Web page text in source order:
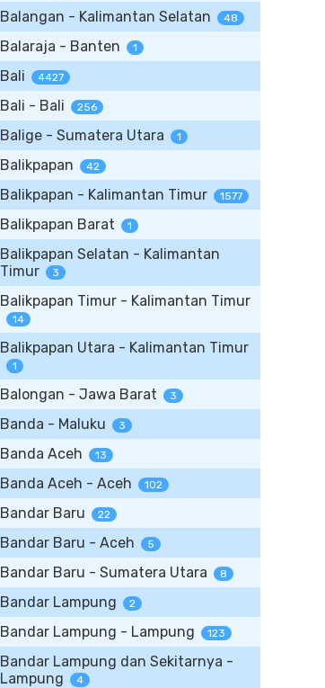
Balangan - Kalimantan Selatan 48
Balaraja - Banten 1
Bali 4427
Bali - Bali 256
Balige - Sumatera Utara 1
Balikpapan 42
Balikpapan - Kalimantan Timur 1577
Balikpapan Barat 1
Balikpapan Selatan - Kalimantan
Timur
3
Balikpapan Timur - Kalimantan Timur
14
Balikpapan Utara - Kalimantan Timur
1
Balongan - Jawa Barat 3
Banda - Maluku 3
Banda Aceh 13
Banda Aceh - Aceh 102
Bandar Baru 22
Bandar Baru - Aceh 5
Bandar Baru - Sumatera Utara 8
Bandar Lampung 2
Bandar Lampung - Lampung 123
Bandar Lampung dan Sekitarnya -
Lampung
4